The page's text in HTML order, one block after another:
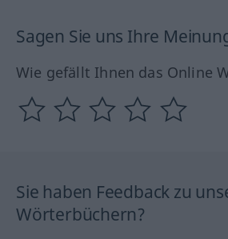
Sagen Sie uns Ihre
Wie gefällt Ihnen das Online
Sie haben Feedback zu
Wörterbüchern?